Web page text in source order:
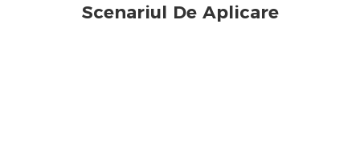
Scenariul De Aplicare